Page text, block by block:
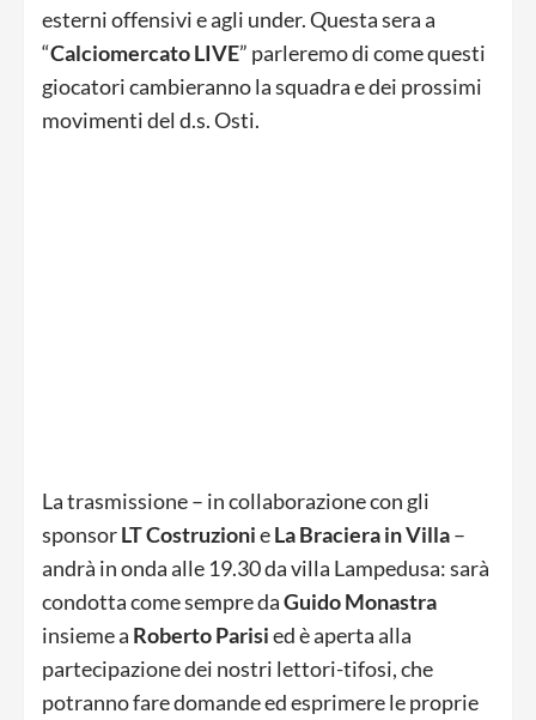
esterni offensivi e agli under. Questa sera a
“Calciomercato LIVE” parleremo di come questi
giocatori cambieranno la squadra e dei prossimi
movimenti del d.s. Osti.
La trasmissione – in collaborazione con gli
sponsorLT CostruzionieLa Braciera in Villa–
andrà in onda alle 19.30 da villa Lampedusa: sarà
condotta come sempre daGuido Monastra
insieme a Roberto Parisied è aperta alla
partecipazione dei nostri lettori-tifosi, che
potranno fare domande ed esprimere le proprie